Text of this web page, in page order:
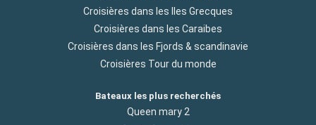
Croisières dans les Iles Grecques
Croisières dans les Caraibes
Croisières dans les Fjords & scandinavie
Croisières Tour du monde
Bateaux les plus recherchés
Queen mary 2